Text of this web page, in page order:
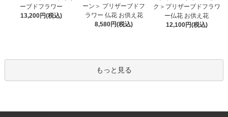
ーブドフラワー
13,200円(税込)
ーン＞ プリザーブドフ
ラワー 仏花 お供え花
8,580円(税込)
ク＞プリザーブドフラワ
ー仏花 お供え花
12,100円(税込)
もっと見る